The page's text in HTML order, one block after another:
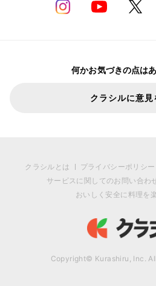
何かお気づきの点は
クラシルに意見
クラシルとは プライバシーポリシー
サービスに関してのお問い合わ
おいしく安全に料理を
Copyright© Kurashiru, Inc.